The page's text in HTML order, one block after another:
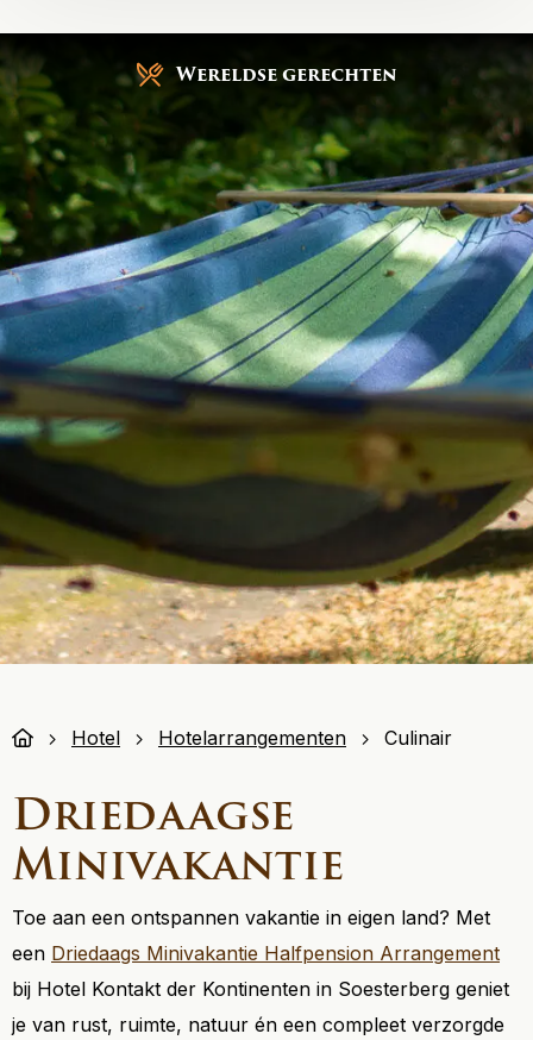
Gratis parkeren
Hotel Hotelarrangementen Culinair
Driedaagse
Minivakantie
Toe aan een ontspannen vakantie in eigen land? Met
een Driedaags Minivakantie Halfpension Arrangement
bij Hotel Kontakt der Kontinenten in Soesterberg geniet
je van rust, ruimte, natuur én een compleet verzorgde